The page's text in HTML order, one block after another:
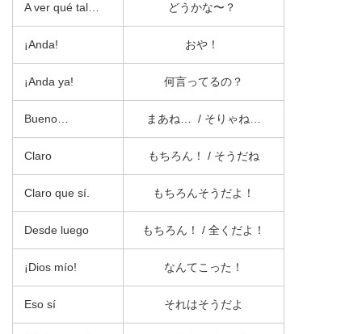
A ver qué tal… どうかな〜？
¡Anda! おや！
¡Anda ya! 何言ってるの？
Bueno… まあね… / そりゃね…
Claro もちろん！ / そうだね
Claro que sí. もちろんそうだよ！
Desde luego もちろん！ / 全くだよ！
¡Dios mío! なんてこった！
Eso sí それはそうだよ